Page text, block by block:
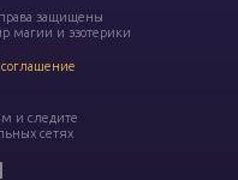
защищены
магии и эзотерики
соглашение
и следите
сетях